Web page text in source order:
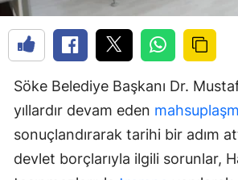
Söke Belediye Başkanı Dr.
yıllardır devam eden
sonuçlandırarak tarihi bir adım
devlet borçlarıyla ilgili sorunlar,